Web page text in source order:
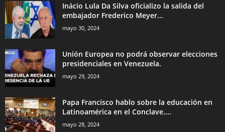
Inácio Lula Da Silva oficializo la salida del
embajador Frederico Meyer...
mayo 30, 2024
Unión Europea no podrá observar elecciones
presidenciales en Venezuela.
mayo 29, 2024
Papa Francisco hablo sobre la educación en
Latinoamérica en el Conclave....
mayo 28, 2024